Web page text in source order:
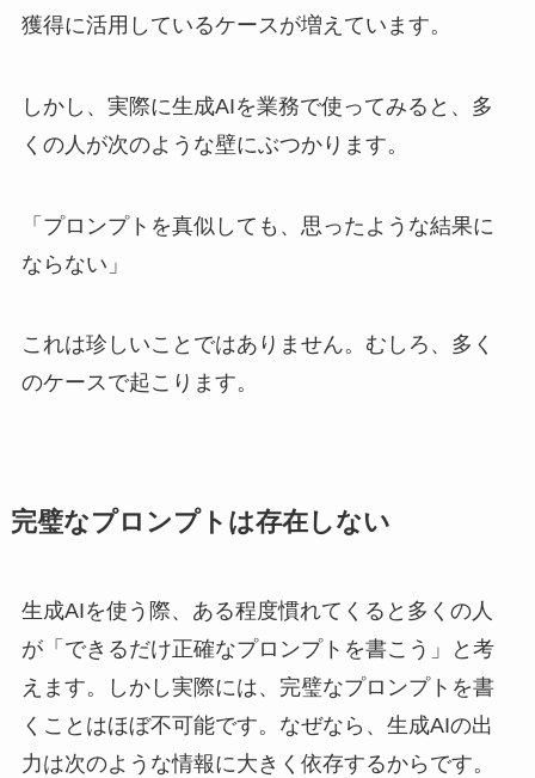
獲得に活用しているケースが増えています。
しかし、実際に生成AIを業務で使ってみると、多
くの人が次のような壁にぶつかります。
「プロンプトを真似しても、思ったような結果に
ならない」
これは珍しいことではありません。むしろ、多く
のケースで起こります。
完璧なプロンプトは存在しない
生成AIを使う際、ある程度慣れてくると多くの人
が「できるだけ正確なプロンプトを書こう」と考
えます。しかし実際には、完璧なプロンプトを書
くことはほぼ不可能です。なぜなら、生成AIの出
力は次のような情報に大きく依存するからです。